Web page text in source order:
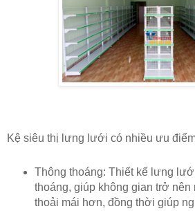
Kệ siêu thị lưng lưới có nhiều ưu
Thông thoáng: Thiết kế lưng
thoáng, giúp không gian trở nên
thoải mái hơn, đồng thời giúp